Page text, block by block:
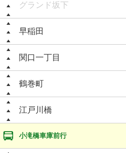
グランド坂下
早稲田
関口一丁目
鶴巻町
江戸川橋
小滝橋車庫前行